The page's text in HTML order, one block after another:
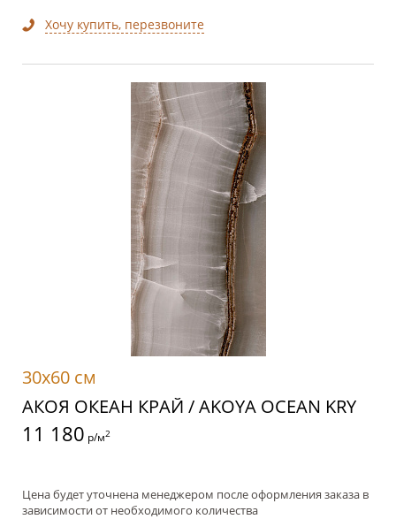
Хочу купить, перезвоните
30x60 см
АКОЯ ОКЕАН КРАЙ / AKOYA OCEAN KRY
11 180 р/м2
Цена будет уточнена менеджером после оформления заказа в
зависимости от необходимого количества